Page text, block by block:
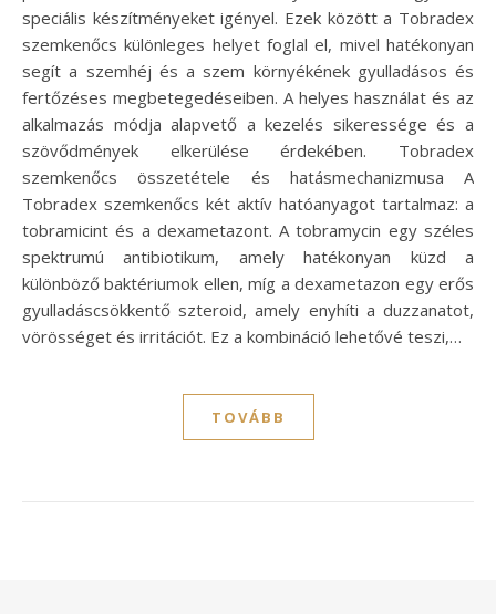
speciális készítményeket igényel. Ezek között a Tobradex
szemkenőcs különleges helyet foglal el, mivel hatékonyan
segít a szemhéj és a szem környékének gyulladásos és
fertőzéses megbetegedéseiben. A helyes használat és az
alkalmazás módja alapvető a kezelés sikeressége és a
szövődmények elkerülése érdekében. Tobradex
szemkenőcs összetétele és hatásmechanizmusa A
Tobradex szemkenőcs két aktív hatóanyagot tartalmaz: a
tobramicint és a dexametazont. A tobramycin egy széles
spektrumú antibiotikum, amely hatékonyan küzd a
különböző baktériumok ellen, míg a dexametazon egy erős
gyulladáscsökkentő szteroid, amely enyhíti a duzzanatot,
vörösséget és irritációt. Ez a kombináció lehetővé teszi,…
TOVÁBB